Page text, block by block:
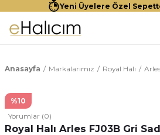
Yeni Üyelere Özel
Anasayfa Markalarımız Royal Halı Arles
%10
Yorumlar (0)
Royal Halı Arles FJ03B Gri